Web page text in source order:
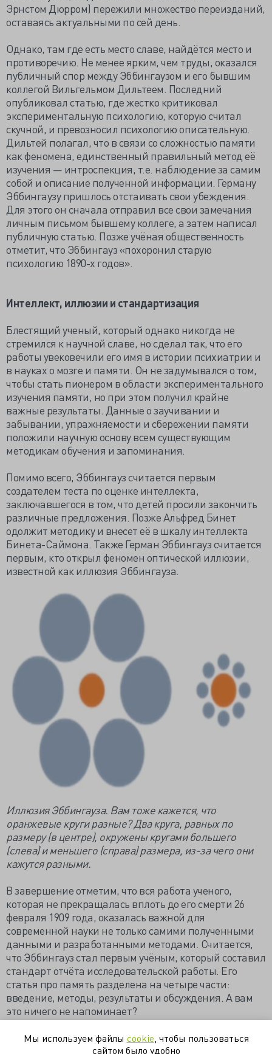
Эрнстом Дюрром) пережили множество переизданий,
оставаясь актуальными по сей день.
Однако, там где есть место славе, найдётся место и
противоречию. Не менее ярким, чем труды, оказался
публичный спор между Эббингаузом и его бывшим
коллегой Вильгельмом Дильтеем. Последний
опубликовал статью, где жестко критиковал
экспериментальную психологию, которую считал
скучной, и превозносил психологию описательную.
Дильтей полагал, что в связи со сложностью памяти
как феномена, единственный правильный метод её
изучения — интроспекция, т.е. наблюдение за самим
собой и описание полученной информации. Герману
Эббингаузу пришлось отстаивать свои убеждения.
Для этого он сначала отправил все свои замечания
личным письмом бывшему коллеге, а затем написал
публичную статью. Позже учёная общественность
отметит, что Эббингауз «похоронил старую
психологию 1890-х годов».
Интеллект, иллюзии и стандартизация
Блестящий ученый, который однако никогда не
стремился к научной славе, но сделал так, что его
работы увековечили его имя в истории психиатрии и
в науках о мозге и памяти. Он не задумывался о том,
чтобы стать пионером в области экспериментального
изучения памяти, но при этом получил крайне
важные результаты. Данные о заучивании и
забывании, упражняемости и сбережении памяти
положили научную основу всем существующим
методикам обучения и запоминания.
Помимо всего, Эббингауз считается первым
создателем теста по оценке интеллекта,
заключавшегося в том, что детей просили закончить
различные предложения. Позже Альфред Бинет
одолжит методику и внесет её в шкалу интеллекта
Бинета-Саймона. Также Герман Эббингауз считается
первым, кто открыл феномен оптической иллюзии,
известной как иллюзия Эббингауза.
Иллюзия Эббингауза. Вам тоже кажется, что
оранжевые круги разные? Два круга, равных по
размеру (в центре), окружены кругами большего
(слева) и меньшего (справа) размера, из-за чего они
кажутся разными.
В завершение отметим, что вся работа ученого,
которая не прекращалась вплоть до его смерти 26
февраля 1909 года, оказалась важной для
современной науки не только самими полученными
данными и разработанными методами. Считается,
что Эббингауз стал первым учёным, который составил
стандарт отчёта исследовательской работы. Его
статья про память разделена на четыре части:
введение, методы, результаты и обсуждения. А вам
это ничего не напоминает?
Этот материал написала наша коллега Анастасия
для портала neurotechnologies.ru
Мы используем файлы cookie , чтобы пользоваться
сайтом было удобно